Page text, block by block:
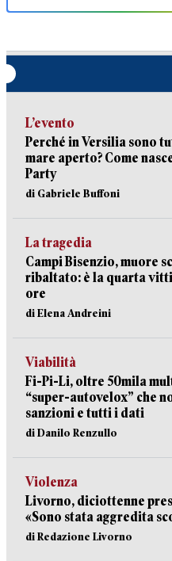
L’evento
Perché in Versilia sono
mare aperto? Come
Party
di Gabriele Buffoni
La tragedia
Campi Bisenzio, muore
ribaltato: è la quarta
ore
di Elena Andreini
Viabilità
Fi-Pi-Li, oltre 50mila
“super-autovelox” che
sanzioni e tutti i dati
di Danilo Renzullo
Violenza
Livorno, diciottenne
«Sono stata aggredita
di Redazione Livorno